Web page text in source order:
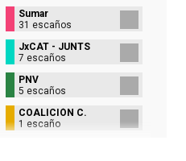
Sumar
31 escaños
JxCAT - JUNTS
7 escaños
PNV
5 escaños
COALICIÓN C.
1 escaño